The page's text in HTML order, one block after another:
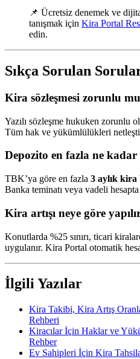
📌 Ücretsiz denemek ve
tanışmak için Kira Portal
edin.
Sıkça Sorulan
Kira sözleşmesi zorunlu
Yazılı sözleşme hukuken zorunlu
Tüm hak ve yükümlülükleri
Depozito en fazla ne
TBK’ya göre en fazla 3 aylık kira
Banka teminatı veya vadeli
Kira artışı neye göre
Konutlarda %25 sınırı, ticari
uygulanır. Kira Portal otomatik
İlgili Yazılar
Kira Takibi, Kira Artış
Rehberi
Kiracılar İçin Haklar ve
Rehber
Ev Sahipleri İçin Kira